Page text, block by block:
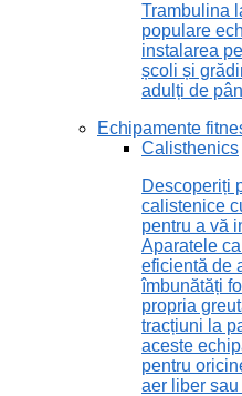
Trambulina
populare
instalarea
școli și
adulți de
Echipamente
Calisthenics
Descoperiți
calistenice
pentru a vă
Aparatele
eficientă de
îmbunătăți
propria
tracțiuni la
aceste
pentru
aer liber sau